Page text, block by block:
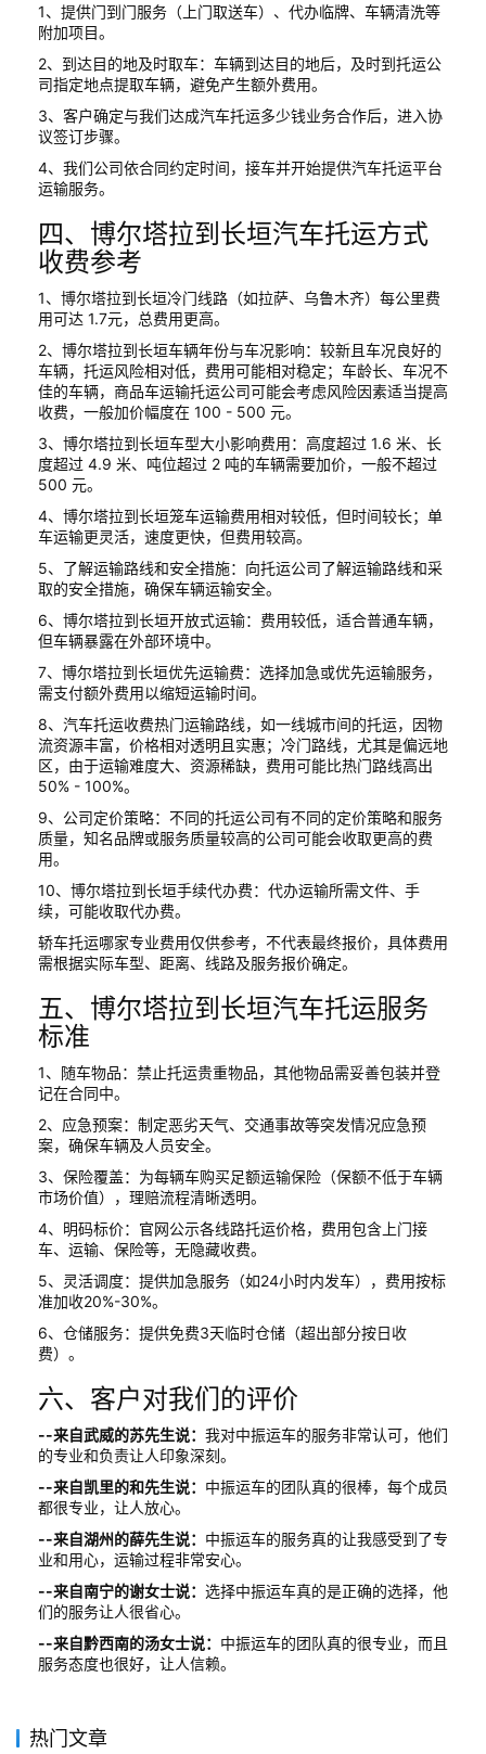
1、提供门到门服务（上门取送车）、代办临牌、车辆清洗等
附加项目。
2、到达目的地及时取车：车辆到达目的地后，及时到托运公
司指定地点提取车辆，避免产生额外费用。
3、客户确定与我们达成汽车托运多少钱业务合作后，进入协
议签订步骤。
4、我们公司依合同约定时间，接车并开始提供汽车托运平台
运输服务。
四、博尔塔拉到长垣汽车托运方式
收费参考
1、博尔塔拉到长垣冷门线路（如拉萨、乌鲁木齐）每公里费
用可达 1.7元，总费用更高。
2、博尔塔拉到长垣车辆年份与车况影响：较新且车况良好的
车辆，托运风险相对低，费用可能相对稳定；车龄长、车况不
佳的车辆，商品车运输托运公司可能会考虑风险因素适当提高
收费，一般加价幅度在 100 - 500 元。
3、博尔塔拉到长垣车型大小影响费用：高度超过 1.6 米、长
度超过 4.9 米、吨位超过 2 吨的车辆需要加价，一般不超过
500 元。
4、博尔塔拉到长垣笼车运输费用相对较低，但时间较长；单
车运输更灵活，速度更快，但费用较高。
5、了解运输路线和安全措施：向托运公司了解运输路线和采
取的安全措施，确保车辆运输安全。
6、博尔塔拉到长垣开放式运输：费用较低，适合普通车辆，
但车辆暴露在外部环境中。
7、博尔塔拉到长垣优先运输费：选择加急或优先运输服务，
需支付额外费用以缩短运输时间。
8、汽车托运收费热门运输路线，如一线城市间的托运，因物
流资源丰富，价格相对透明且实惠；冷门路线，尤其是偏远地
区，由于运输难度大、资源稀缺，费用可能比热门路线高出
50% - 100%。
9、公司定价策略：不同的托运公司有不同的定价策略和服务
质量，知名品牌或服务质量较高的公司可能会收取更高的费
用。
10、博尔塔拉到长垣手续代办费：代办运输所需文件、手
续，可能收取代办费。
轿车托运哪家专业费用仅供参考，不代表最终报价，具体费用
需根据实际车型、距离、线路及服务报价确定。
五、博尔塔拉到长垣汽车托运服务
标准
1、随车物品：禁止托运贵重物品，其他物品需妥善包装并登
记在合同中。
2、应急预案：制定恶劣天气、交通事故等突发情况应急预
案，确保车辆及人员安全。
3、保险覆盖：为每辆车购买足额运输保险（保额不低于车辆
市场价值），理赔流程清晰透明。
4、明码标价：官网公示各线路托运价格，费用包含上门接
车、运输、保险等，无隐藏收费。
5、灵活调度：提供加急服务（如24小时内发车），费用按标
准加收20%-30%。
6、仓储服务：提供免费3天临时仓储（超出部分按日收
费）。
六、客户对我们的评价
--来自武威的苏先生说： 我对中振运车的服务非常认可，他们
的专业和负责让人印象深刻。
--来自凯里的和先生说： 中振运车的团队真的很棒，每个成员
都很专业，让人放心。
--来自湖州的薛先生说： 中振运车的服务真的让我感受到了专
业和用心，运输过程非常安心。
--来自南宁的谢女士说： 选择中振运车真的是正确的选择，他
们的服务让人很省心。
--来自黔西南的汤女士说： 中振运车的团队真的很专业，而且
服务态度也很好，让人信赖。
热门文章